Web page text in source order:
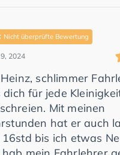
Nicht überprüfte Bewertung
2024
schlimmer
dich für jede
Mit meinen
hat er auch
bis ich etwas